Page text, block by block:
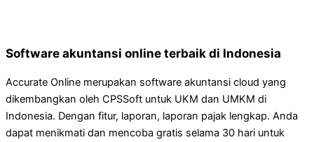
Software akuntansi online terbaik di Indonesia
Accurate Online merupakan software akuntansi cloud yang
dikembangkan oleh CPSSoft untuk UKM dan UMKM di
Indonesia. Dengan fitur, laporan, laporan pajak lengkap. Anda
dapat menikmati dan mencoba gratis selama 30 hari untuk